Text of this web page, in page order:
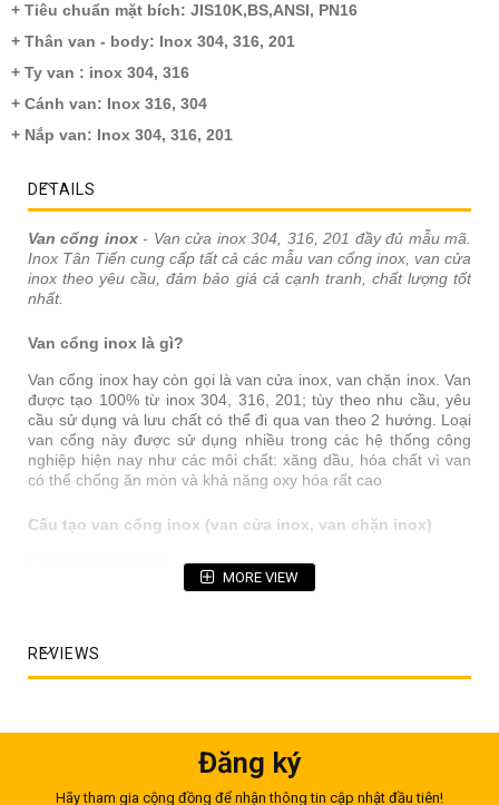
+ Tiêu chuẩn mặt bích: JIS10K,BS,ANSI, PN16
+ Thân van - body: Inox 304, 316, 201
+ Ty van : inox 304, 316
+ Cánh van: Inox 316, 304
+ Nắp van: Inox 304, 316, 201
DETAILS
Van cổng inox- Van cửa inox 304, 316, 201 đầy đủ mẫu mã.
Inox Tân Tiến cung cấp tất cả các mẫu van cổng inox, van cửa
inox theo yêu cầu, đảm bảo giá cả cạnh tranh, chất lượng tốt
nhất.
Van cổng inox là gì?
Van cổng inox hay còn gọi là van cửa inox, van chặn inox. Van
được tạo 100% từ inox 304, 316, 201; tùy theo nhu cầu, yêu
cầu sử dụng và lưu chất có thể đi qua van theo 2 hướng. Loại
van cổng này được sử dụng nhiều trong các hệ thống công
nghiệp hiện nay như các môi chất: xăng dầu, hóa chất vì van
có thể chống ăn mòn và khả năng oxy hóa rất cao
Cấu tạo van cổng inox (van cửa inox, van chặn inox)
- Thân van: Thường được kết nối với các bộ phận khác của
- Nắp van: Có chứa các bộ phận chuyển động và được gắn
với thân van; thường được liên hết với thân van bằng bulong
để giúp tháo lắp, bảo trì van dễ dàng
và vòng đệm
MORE VIEW
REVIEWS
Đăng ký
Hãy tham gia cộng đồng để nhận thông tin cập nhật đầu tiên!